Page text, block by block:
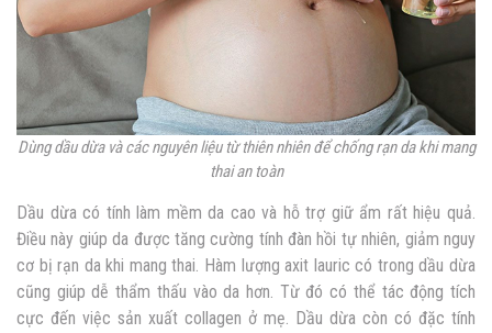
Dùng dầu dừa và các nguyên liệu từ thiên nhiên để chống rạn da khi mang
thai an toàn
Dầu dừa có tính làm mềm da cao và hỗ trợ giữ ẩm rất hiệu quả.
Điều này giúp da được tăng cường tính đàn hồi tự nhiên, giảm nguy
cơ bị rạn da khi mang thai. Hàm lượng axit lauric có trong dầu dừa
cũng giúp dễ thẩm thấu vào da hơn. Từ đó có thể tác động tích
cực đến việc sản xuất collagen ở mẹ. Dầu dừa còn có đặc tính